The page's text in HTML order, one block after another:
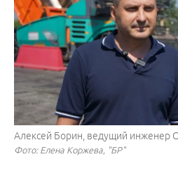
Алексей Борин, ведущий инженер
Фото: Елена Коржева, "БР"